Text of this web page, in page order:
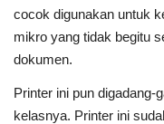
cocok digunakan untuk
mikro yang tidak begitu
dokumen.
Printer ini pun digadang-
kelasnya. Printer ini